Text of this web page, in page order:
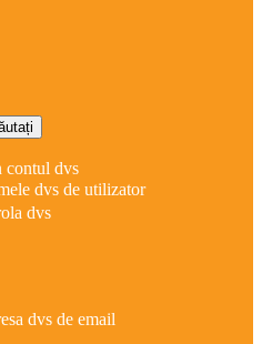
contul dvs
dvs de utilizator
dvs
dvs de email